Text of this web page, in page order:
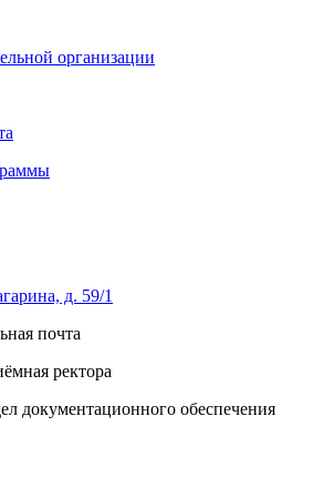
организации
д. 59/1
почта
ректора
документационного обеспечения